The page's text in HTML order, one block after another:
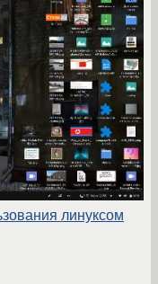
линуксом